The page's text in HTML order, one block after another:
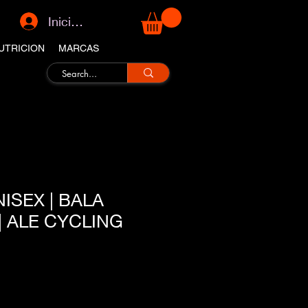
MARCAS
Iniciar sesión
| BALA
ALE CYCLING